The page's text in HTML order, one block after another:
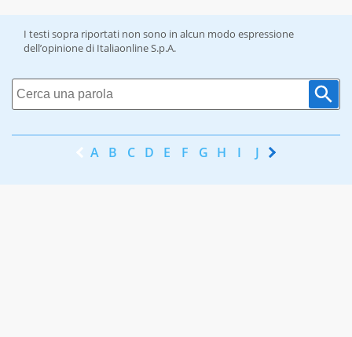
I testi sopra riportati non sono in alcun modo espressione
dell’opinione di Italiaonline S.p.A.
A B C D E F G H I J K